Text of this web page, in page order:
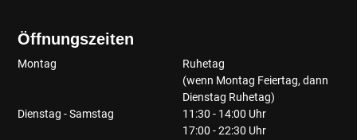
Öffnungszeiten
Montag
Ruhetag
(wenn Montag Feiertag, dann
Dienstag Ruhetag)
Dienstag - Samstag
11:30 - 14:00 Uhr
17:00 - 22:30 Uhr